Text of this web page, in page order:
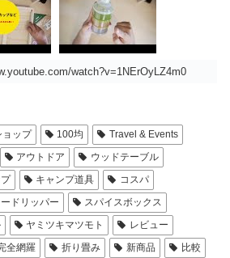
watch?v=1NErOyLZ4m0
ョップ 100均
Travel & Events
アウトドア
ウッドテーブル
キャンプ道具
コスパ
ドリッパー
スパイスボックス
ヤミツキマツモト
レビュー
全網羅 折り畳み 新商品 比較